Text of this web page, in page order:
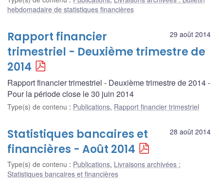
hebdomadaire de statistiques financières
29 août 2014
Rapport financier
trimestriel - Deuxième trimestre de
2014
Rapport financier trimestriel - Deuxième trimestre de 2014 -
Pour la période close le 30 juin 2014
Type(s) de contenu : Publications, Rapport financier trimestriel
28 août 2014
Statistiques bancaires et
financières - Août 2014
Type(s) de contenu : Publications, Livraisons archivées :
Statistiques bancaires et financières